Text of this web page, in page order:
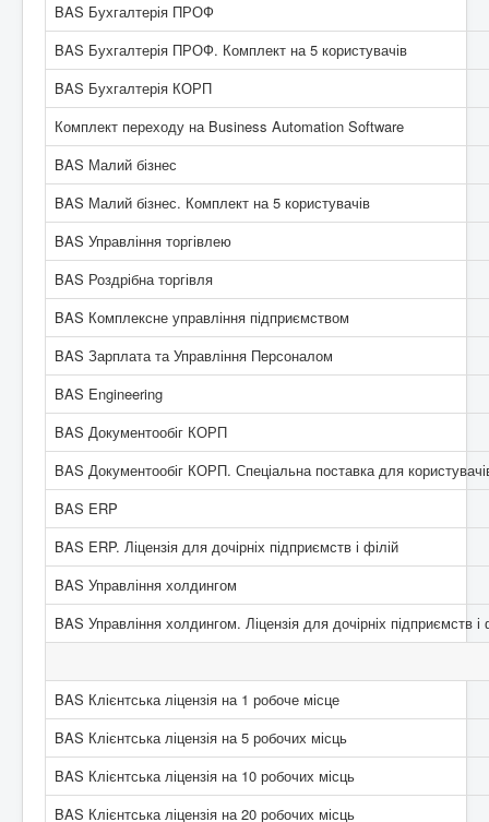
BAS Бухгалтерія ПРОФ
BAS Бухгалтерія ПРОФ. Комплект на 5 користувачів
BAS Бухгалтерія КОРП
Комплект переходу на Business Automation Software
BAS Малий бізнес
BAS Малий бізнес. Комплект на 5 користувачів
BAS Управління торгівлею
BAS Роздрібна торгівля
BAS Комплексне управління підприємством
BAS Зарплата та Управління Персоналом
BAS Engineering
BAS Документообіг КОРП
BAS Документообіг КОРП. Спеціальна поставка для
BAS ERP
BAS ERP. Ліцензія для дочірніх підприємств і філій
BAS Управління холдингом
BAS Управління холдингом. Ліцензія для дочірніх підприємств і
BAS Клієнтська ліцензія на 1 робоче місце
BAS Клієнтська ліцензія на 5 робочих місць
BAS Клієнтська ліцензія на 10 робочих місць
BAS Клієнтська ліцензія на 20 робочих місць